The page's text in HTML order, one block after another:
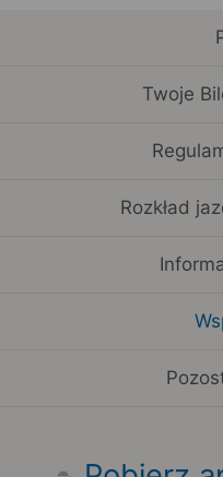
Twoje
Rozkład